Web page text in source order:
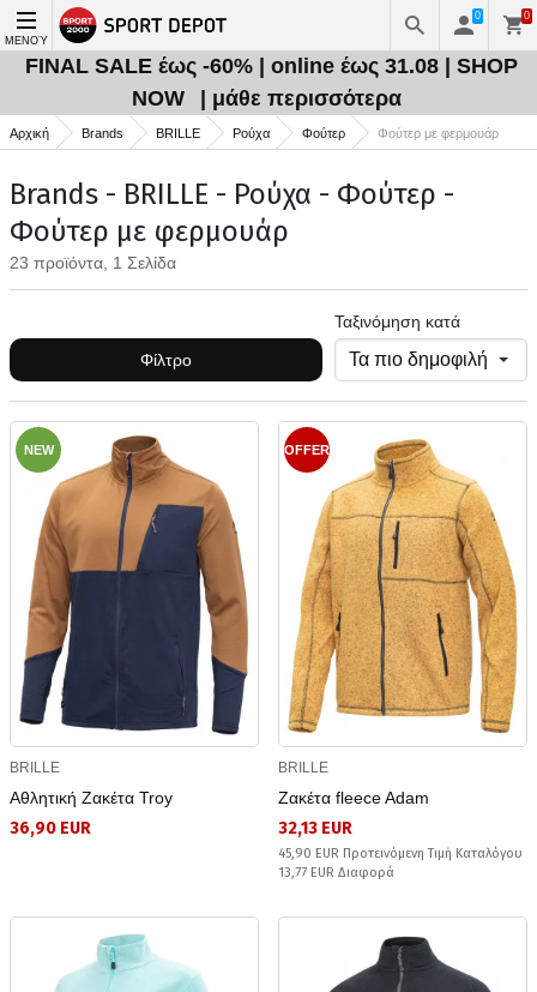
ΜΕΝΟΎ
0 0
FINAL SALE έως -60% | online έως 31.08 | SHOP
NOW
| μάθε περισσότερα
Αρχική Brands BRILLE Ρούχα Φούτερ Φούτερ με φερμουάρ
Brands - BRILLE - Ρούχα - Φούτερ -
Φούτερ με φερμουάρ
23 προϊόντα, 1 Σελίδα
Φίλτρο
Ταξινόμηση κατά
NEW
BRILLE
Αθλητική Ζακέτα Troy
36,90 EUR
OFFER
BRILLE
Ζακέτα fleece Adam
32,13 EUR
45,90 EUR Προτεινόμενη Τιμή Καταλόγου
13,77 EUR Διαφορά